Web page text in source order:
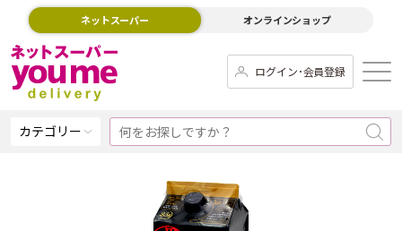
ネットスーパー オンラインショップ
ログイン･会員登録
カテゴリー